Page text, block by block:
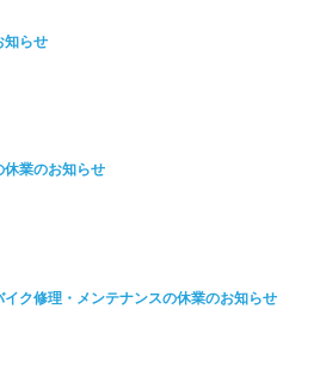
知らせ
休業のお知らせ
イク修理・メンテナンスの休業のお知らせ